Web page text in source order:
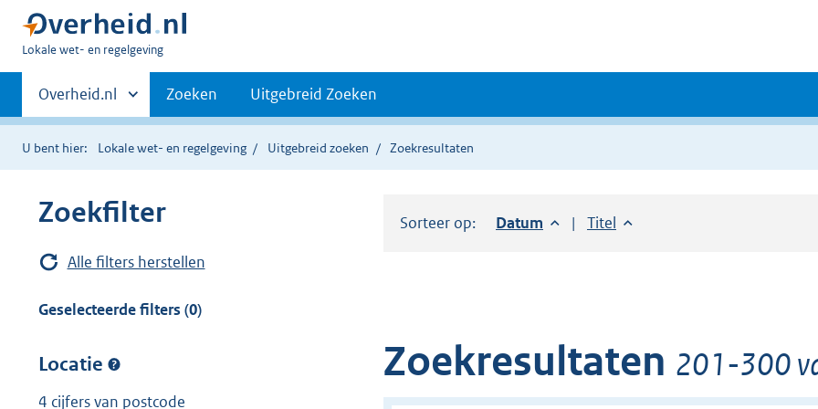
U
hier:
Lokale wet- en regelgeving
Primaire
navigatie
Andere
sites
binnen
Overheid.nl Zoeken Uitgebreid Zoeken
U bent hier: Lokale wet- en regelgeving Uitgebreid zoeken Zoekresultaten
Zoekfilter
Alle filters herstellen
Geselecteerde filters (0)
Locatie
4 cijfers van postcode
Sorteer op: Sorteer op:
Datum aflopendSorteer op:
Titel oplopend
Zoekresultaten 201-300